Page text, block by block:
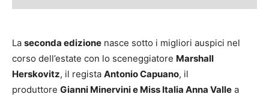
La seconda edizione nasce sotto i migliori auspici nel
corso dell’estate con lo sceneggiatore Marshall
Herskovitz, il regista Antonio Capuano, il
produttore Gianni Minervini e Miss Italia Anna Valle a